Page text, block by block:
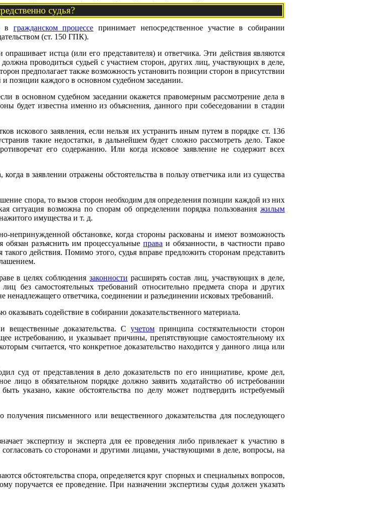
судья?
в гражданском процессе принимает непосредственное участие в собирании
(ст. 150 ГПК).
истца (или его представителя) и ответчика. Эти действия являются
проводиться судьей с участием сторон, других лиц, участвующих в деле,
предполагает также возможность установить позиции сторон в присутствии
и позиции каждого в основном судебном заседании.
в основном судебном заседании окажется правомерным рассмотрение дела в
будет известна именно из объяснения, данного при собеседовании в стадии
искового заявления, если нельзя их устранить иным путем в порядке ст. 136
такие недостатки, в дальнейшем будет сложно рассмотреть дело. Такое
его содержанию. Или когда исковое заявление не содержит всех
в заявлении отражены обстоятельства в пользу ответчика или из существа
спора, то вызов сторон необходим для определения позиции каждой из них
ситуация возможна по спорам об определении порядка пользования жилым
имущества и т. д.
непринужденной обстановке, когда стороны раскованы и имеют возможность
обязан разъяснить им процессуальные права и обязанности, в частности право
такого действия. Помимо этого, судья вправе предложить сторонам представить
в целях соблюдениязаконности расширять состав лиц, участвующих в деле,
без самостоятельных требований относительно предмета спора и других
ненадлежащего ответчика, соединении и разъединении исковых требований.
оказывать содействие в собирании доказательственного материала.
доказательства. С учетом принципа состязательности сторон
истребованию, и указывает причины, препятствующие самостоятельному их
считается, что конкретное доказательство находится у данного лица или
суд от представления в дело доказательств по его инициативе, кроме дел,
лицо в обязательном порядке должно заявить ходатайство об истребовании
указано, какие обстоятельства по делу может подтвердить истребуемый
письменного или вещественного доказательства для последующего
экспертизу и эксперта для ее проведения либо привлекает к участию в
со сторонами и другими лицами, участвующими в деле, вопросы, на
обстоятельства спора, определяется круг спорных и специальных вопросов,
поручается ее проведение. При назначении экспертизы судья должен указать